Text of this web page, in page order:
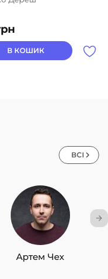
В КОШИК
ВСІ
Артем Чех